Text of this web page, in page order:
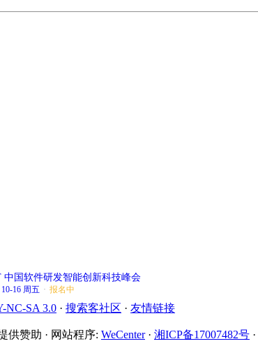
中国软件研发智能创新科技峰会
10-16 周五 · 报名中
NC-SA 3.0 · 搜索客社区 · 友情链接
供赞助 · 网站程序: WeCenter· 湘ICP备17007482号 ·